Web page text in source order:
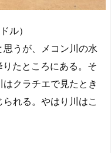
ル）
うが、メコン川の水
たところにある。そ
クラチエで見たとき
れる。やはり川はこ